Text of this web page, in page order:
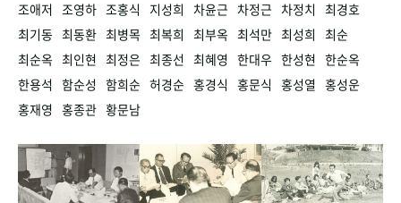
조애저 조영하 조홍식 지성희 차윤근 차정근 차정치 최경호
최기동 최동환 최병목 최복희 최부옥 최석만 최성희 최순
최순옥 최인현 최정은 최종선 최혜영 한대우 한성현 한순옥
한용석 함순성 함희순 허경순 홍경식 홍문식 홍성열 홍성운
홍재영 홍종관 황문남